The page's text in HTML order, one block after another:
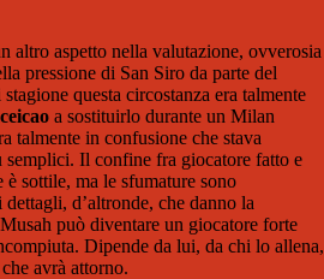
altro aspetto nella valutazione, ovverosia
pressione di San Siro da parte del
questa circostanza era talmente
a sostituirlo durante un Milan
talmente in confusione che stava
semplici. Il confine fra giocatore fatto e
sottile, ma le sfumature sono
d’altronde, che danno la
può diventare un giocatore forte
Dipende da lui, da chi lo allena,
avrà attorno.